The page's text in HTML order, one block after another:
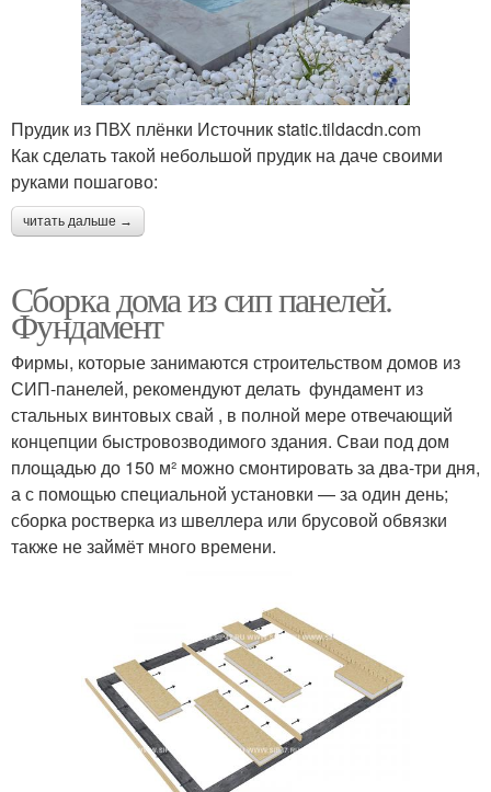
Прудик из ПВХ плёнки Источник static.tildacdn.com
Как сделать такой небольшой прудик на даче своими
руками пошагово:
читать дальше →
Сборка дома из сип панелей.
Фундамент
Фирмы, которые занимаются строительством домов из
СИП-панелей, рекомендуют делать фундамент из
стальных винтовых свай , в полной мере отвечающий
концепции быстровозводимого здания. Сваи под дом
площадью до 150 м² можно смонтировать за два-три дня,
а с помощью специальной установки — за один день;
сборка ростверка из швеллера или брусовой обвязки
также не займёт много времени.